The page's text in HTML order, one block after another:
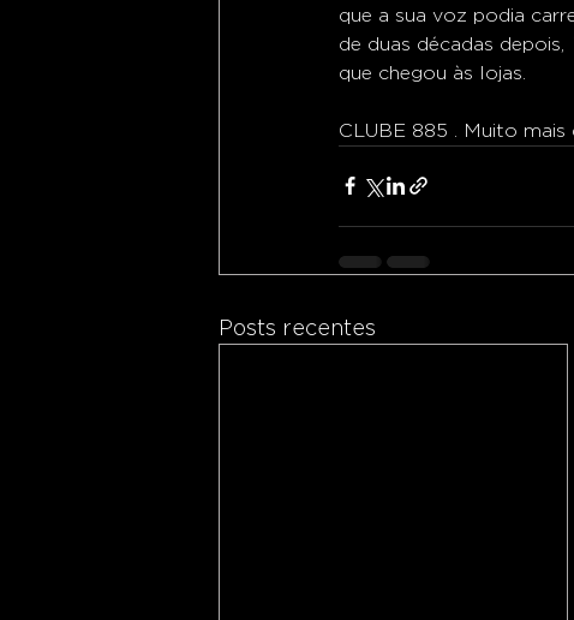
que a sua voz podia
de duas décadas depois,
que chegou às lojas.
CLUBE 885 . Muito mais
Posts recentes